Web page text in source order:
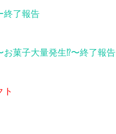
終了報告
菓子大量発生⁉︎〜終了報告